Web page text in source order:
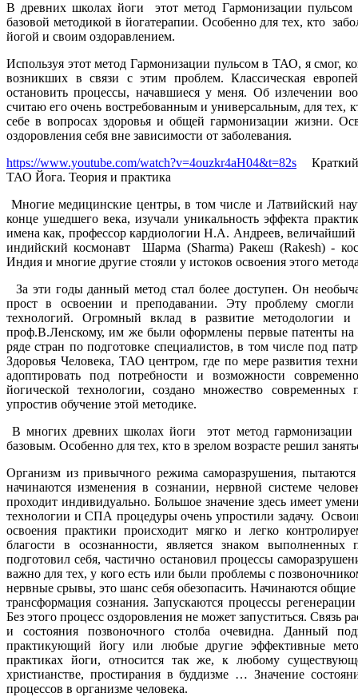
В древних школах йоги этот метод Гармонизации пульсом
базовой методикой в йогатерапии. Особенно для тех, кто
йогой и своим оздоравлением.
Используя этот метод Гармонизации пульсом в ТАО, я смог,
возникших в связи с этим проблем. Классическая
остановить процессы, начавшиеся у меня. Об излечении
считаю его очень востребованным и универсальным, для тех,
себе в вопросах здоровья и общей гармонизации жизни.
оздоровления себя вне зависимости от заболевания.
https://www.youtube.com/watch?v=4ouzkr4aH04&t=82s Краткий
ТАО Йога. Теория и практика
Многие медицинские центры, в том числе и Латвийский
конце ушедшего века, изучали уникальность эффекта
имена как, профессор кардиологии Н.А. Андреев,
индийский космонавт Шарма (Sharma) Ракеш (Rakesh) -
Индия и многие другие стояли у истоков освоения этого
За эти годы данный метод стал более доступен. Он
прост в освоении и преподавании. Эту проблему смогли
технологий. Огромный вклад в развитие методологии и
проф.В.Ленскому, им же были оформлены первые патенты
ряде стран по подготовке специалистов, в том числе под
Здоровья Человека, ТАО центром, где по мере развития
адоптировать под потребности и возможности
йогической технологии, создано множество современных
упростив обучение этой методике.
В многих древних школах йоги этот метод гармонизации
базовым. Особенно для тех, кто в зрелом возрасте решил
Организм из привычного режима саморазрушения,
начинаются изменения в сознании, нервной системе
проходит индивидуально. Большое значение здесь имеет
технологии и СПА процедуры очень упростили задачу.
освоения практики происходит мягко и легко
благости в осознанности, является знаком выполненных
подготовил себя, частично остановил процессы
важно для тех, у кого есть или были проблемы с
нервные срывы, это шанс себя обезопасить. Начинаются
трансформация сознания. Запускаются процессы
Без этого процесс оздоровления не может запуститься. Связь
и состояния позвоночного столба очевидна. Данный
практикующий йогу или любые другие эффективные
практиках йоги, относится так же, к любому
христианстве, простирания в буддизме … Значение
процессов в организме человека.